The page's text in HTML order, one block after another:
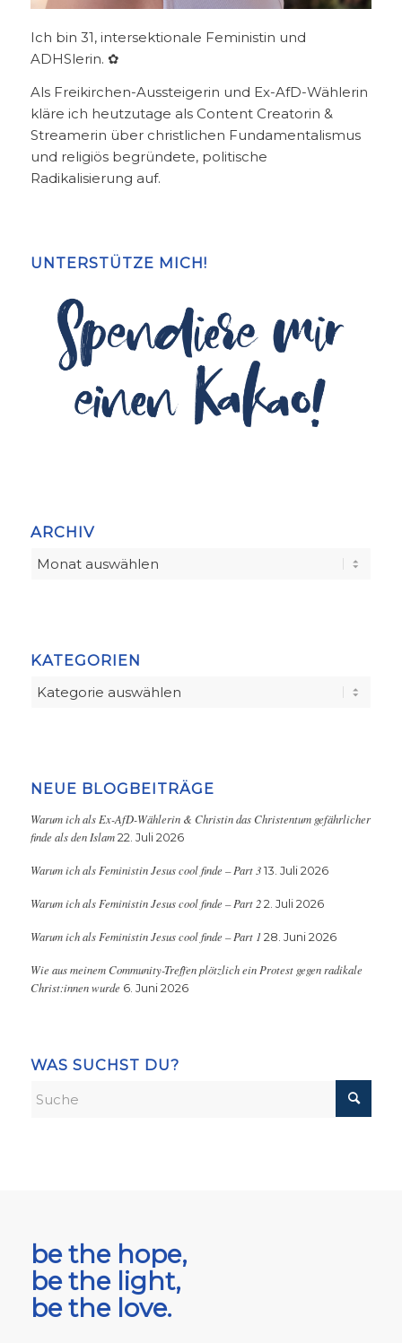
Ich bin 31, intersektionale Feministin und
ADHSlerin. ✿
Als Freikirchen-Aussteigerin und Ex-AfD-Wählerin
kläre ich heutzutage als Content Creatorin &
Streamerin über christlichen Fundamentalismus
und religiös begründete, politische
Radikalisierung auf.
UNTERSTÜTZE MICH!
ARCHIV
KATEGORIEN
Kategorien
NEUE BLOGBEITRÄGE
Warum ich als Ex-AfD-Wählerin & Christin das Christentum gefährlicher
finde als den Islam 22. Juli 2026
Warum ich als Feministin Jesus cool finde – Part 3 13. Juli 2026
Warum ich als Feministin Jesus cool finde – Part 2 2. Juli 2026
Warum ich als Feministin Jesus cool finde – Part 1 28. Juni 2026
Wie aus meinem Community-Treffen plötzlich ein Protest gegen radikale
Christ:innen wurde 6. Juni 2026
WAS SUCHST DU?
be the hope,
be the light,
be the love.